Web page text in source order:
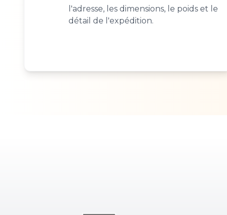
l'adresse, les dimensions, le poids et le
détail de l'expédition.